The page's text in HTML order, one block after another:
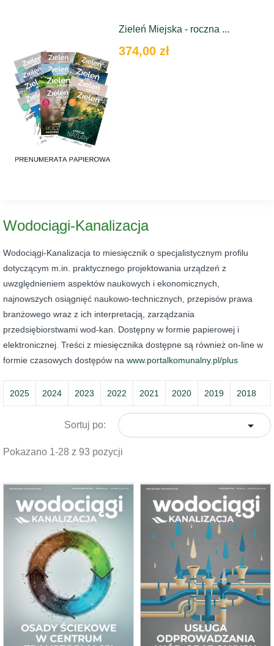
Zieleń Miejska - roczna ...
374,00 zł
Wodociągi-Kanalizacja
Wodociągi-Kanalizacja to miesięcznik o specjalistycznym profilu
dotyczącym m.in. praktycznego projektowania urządzeń z
uwzględnieniem aspektów naukowych i ekonomicznych,
najnowszych osiągnięć naukowo-technicznych, przepisów prawa
branżowego wraz z ich interpretacją, zarządzania
przedsiębiorstwami wod-kan. Dostępny w formie papierowej i
elektronicznej. Treści z miesięcznika dostępne są również on-line w
formie czasowych dostępów na www.portalkomunalny.pl/plus
2025 2024 2023 2022 2021 2020 2019 2018
Sortuj po: 
Pokazano 1-28 z 93 pozycji